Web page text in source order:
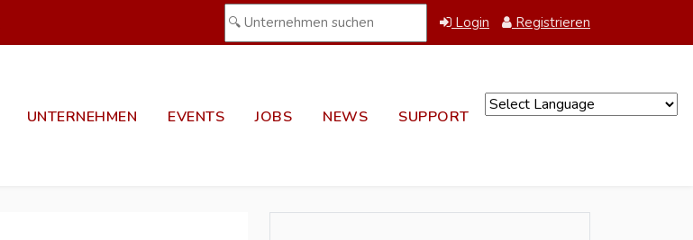
Login Registrieren
UNTERNEHMEN EVENTS JOBS NEWS SUPPORT